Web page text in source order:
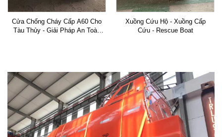
Cửa Chống Cháy Cấp A60 Cho
Tàu Thủy - Giải Pháp An Toàn
Xuồng Cứu Hộ - Xuồng Cấp
Cứu - Rescue Boat